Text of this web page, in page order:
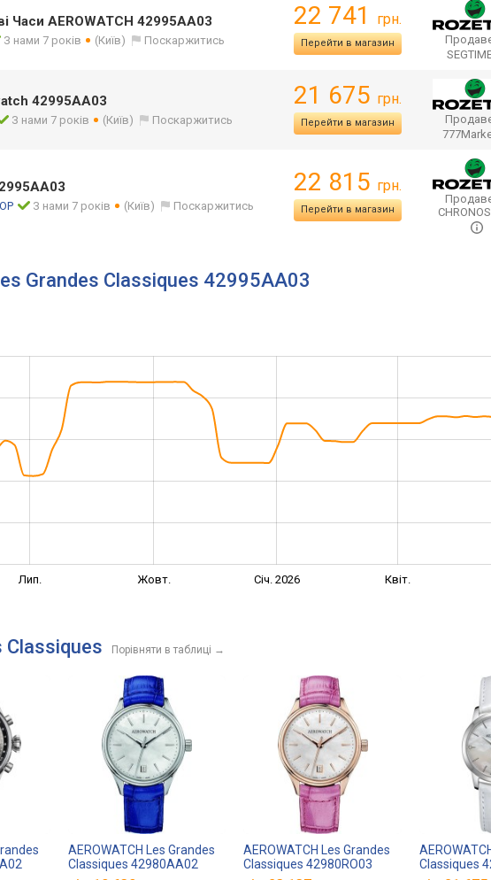
Часи AEROWATCH 42995AA03
З нами 7 років (Київ) Поскаржитись
22 741 грн.
Перейти в магазин
42995AA03
З нами 7 років (Київ) Поскаржитись
21 675 грн.
Перейти в магазин
З нами 7 років (Київ) Поскаржитись
22 815 грн.
Перейти в магазин
Grandes Classiques 42995AA03
Лип. Жовт. Січ. 2026 Квіт.
Classiques Порівняти в таблиці →
AEROWATCH Les Grandes
Classiques 42980AA02
AEROWATCH Les Grandes
Classiques 42980RO03
Classiques